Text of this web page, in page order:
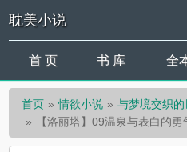
耽美小说
首 页 书 库 全
首页 情欲小说
与梦境交织
【洛丽塔】09温泉与表白的勇